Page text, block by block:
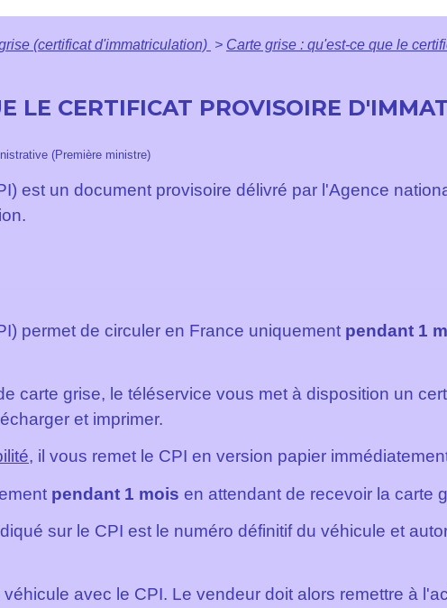
(certificat d'immatriculation) > Carte grise : qu'est-ce que le
LE CERTIFICAT PROVISOIRE
(Première ministre)
est un document provisoire délivré par l'Agence
permet de circuler en France uniquement pendant 1
carte grise, le téléservice vous met à disposition un
et imprimer.
, il vous remet le CPI en version papier
pendant 1 mois en attendant de recevoir la carte
sur le CPI est le numéro définitif du véhicule et
avec le CPI. Le vendeur doit alors remettre à